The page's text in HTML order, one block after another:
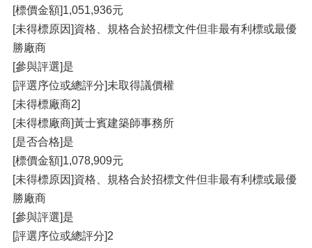
[標價金額]1,051,936元
[未得標原因]資格、規格合於招標文件但非最有利標或最優
勝廠商
[參與評選]是
[評選序位或總評分]未取得議價權
[未得標廠商2]
[未得標廠商]黃士賓建築師事務所
[是否合格]是
[標價金額]1,078,909元
[未得標原因]資格、規格合於招標文件但非最有利標或最優
勝廠商
[參與評選]是
[評選序位或總評分]2